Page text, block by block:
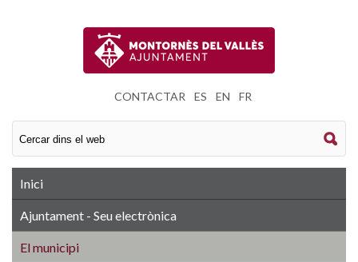
CONTACTAR ES EN FR
Inici
Ajuntament - Seu electrònica
El municipi